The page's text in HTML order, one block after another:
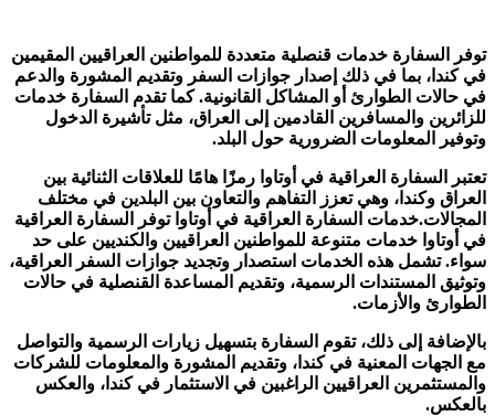
توفر السفارة خدمات قنصلية متعددة للمواطنين العراقيين المقيمين
في كندا، بما في ذلك إصدار جوازات السفر وتقديم المشورة والدعم
في حالات الطوارئ أو المشاكل القانونية. كما تقدم السفارة خدمات
للزائرين والمسافرين القادمين إلى العراق، مثل تأشيرة الدخول
وتوفير المعلومات الضرورية حول البلد.
تعتبر السفارة العراقية في أوتاوا رمزًا هامًا للعلاقات الثنائية بين
العراق وكندا، وهي تعزز التفاهم والتعاون بين البلدين في مختلف
المجالات.خدمات السفارة العراقية في أوتاوا توفر السفارة العراقية
في أوتاوا خدمات متنوعة للمواطنين العراقيين والكنديين على حد
سواء. تشمل هذه الخدمات استصدار وتجديد جوازات السفر العراقية،
وتوثيق المستندات الرسمية، وتقديم المساعدة القنصلية في حالات
الطوارئ والأزمات.
بالإضافة إلى ذلك، تقوم السفارة بتسهيل زيارات الرسمية والتواصل
مع الجهات المعنية في كندا، وتقديم المشورة والمعلومات للشركات
والمستثمرين العراقيين الراغبين في الاستثمار في كندا، والعكس
بالعكس.